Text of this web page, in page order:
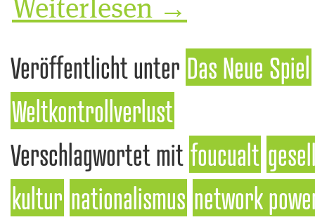
Weiterlesen →
Veröffentlicht unter Das Neue Spiel
Weltkontrollverlust
Verschlagwortet mitfoucualt
kultur nationalismus network